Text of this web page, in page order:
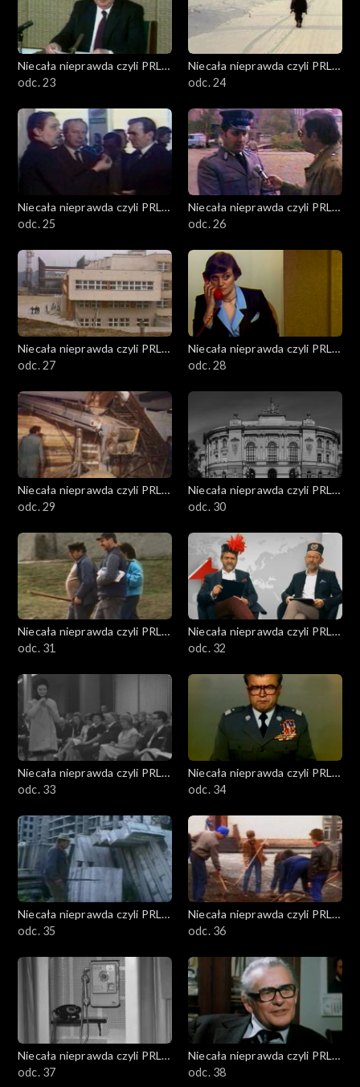
Niecała nieprawda czyli PRL
w DTV
odc. 23
Niecała nieprawda czyli PRL
w DTV
odc. 24
Niecała nieprawda czyli PRL
w DTV
odc. 25
Niecała nieprawda czyli PRL
w DTV
odc. 26
Niecała nieprawda czyli PRL
w DTV
odc. 27
Niecała nieprawda czyli PRL
w DTV
odc. 28
Niecała nieprawda czyli PRL
w DTV
odc. 29
Niecała nieprawda czyli PRL
w DTV
odc. 30
Niecała nieprawda czyli PRL
w DTV
odc. 31
Niecała nieprawda czyli PRL
w DTV
odc. 32
Niecała nieprawda czyli PRL
w DTV
odc. 33
Niecała nieprawda czyli PRL
w DTV
odc. 34
Niecała nieprawda czyli PRL
w DTV
odc. 35
Niecała nieprawda czyli PRL
w DTV
odc. 36
Niecała nieprawda czyli PRL
w DTV
odc. 37
Niecała nieprawda czyli PRL
w DTV
odc. 38